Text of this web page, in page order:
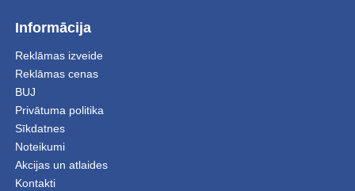
Informācija
Reklāmas izveide
Reklāmas cenas
BUJ
Privātuma politika
Sīkdatnes
Noteikumi
Akcijas un atlaides
Kontakti